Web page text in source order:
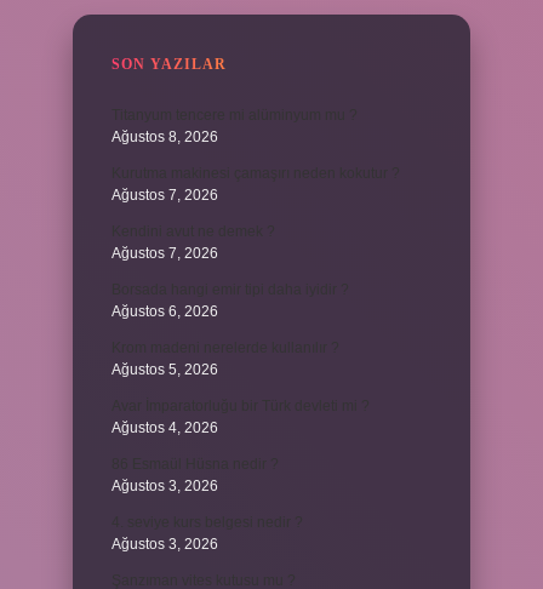
SON YAZILAR
Ağustos 8, 2026
Ağustos 7, 2026
Ağustos 7, 2026
Ağustos 6, 2026
Ağustos 5, 2026
Ağustos 4, 2026
Ağustos 3, 2026
Ağustos 3, 2026